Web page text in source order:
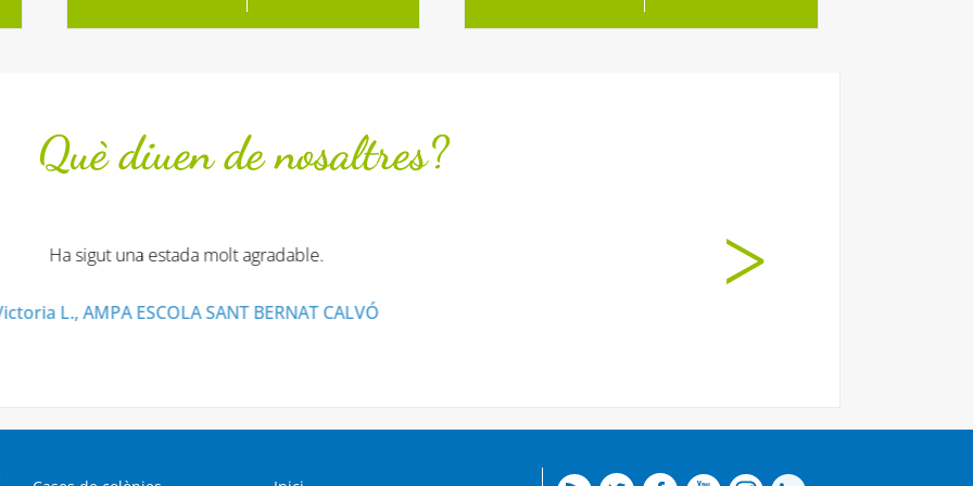
Què diuen de nosaltres?
fantastic, la casa preciosa, els monitors espectaculars i el personal de la casa